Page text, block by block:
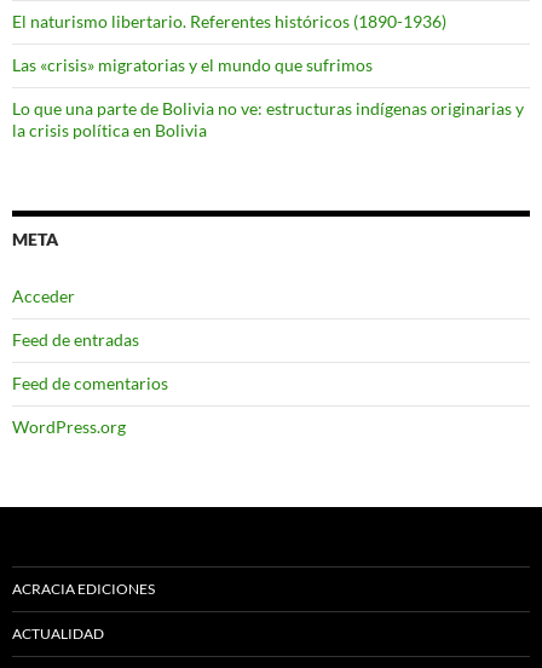
El naturismo libertario. Referentes históricos (1890-1936)
Las «crisis» migratorias y el mundo que sufrimos
Lo que una parte de Bolivia no ve: estructuras indígenas originarias y
la crisis política en Bolivia
META
Acceder
Feed de entradas
Feed de comentarios
WordPress.org
ACRACIA EDICIONES
ACTUALIDAD